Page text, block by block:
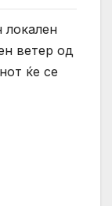
ветер од
ќе се